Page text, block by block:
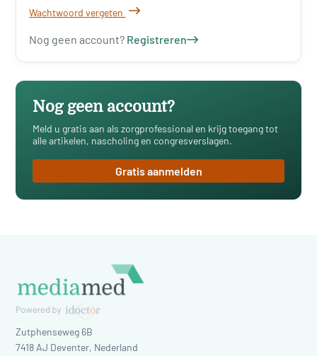
Wachtwoord vergeten
Nog geen account? Registreren
Nog geen account?
Meld u gratis aan als zorgprofessional en krijg toegang tot
alle artikelen, nascholing en congresverslagen.
Gratis aanmelden
Zutphenseweg 6B
7418 AJ Deventer, Nederland